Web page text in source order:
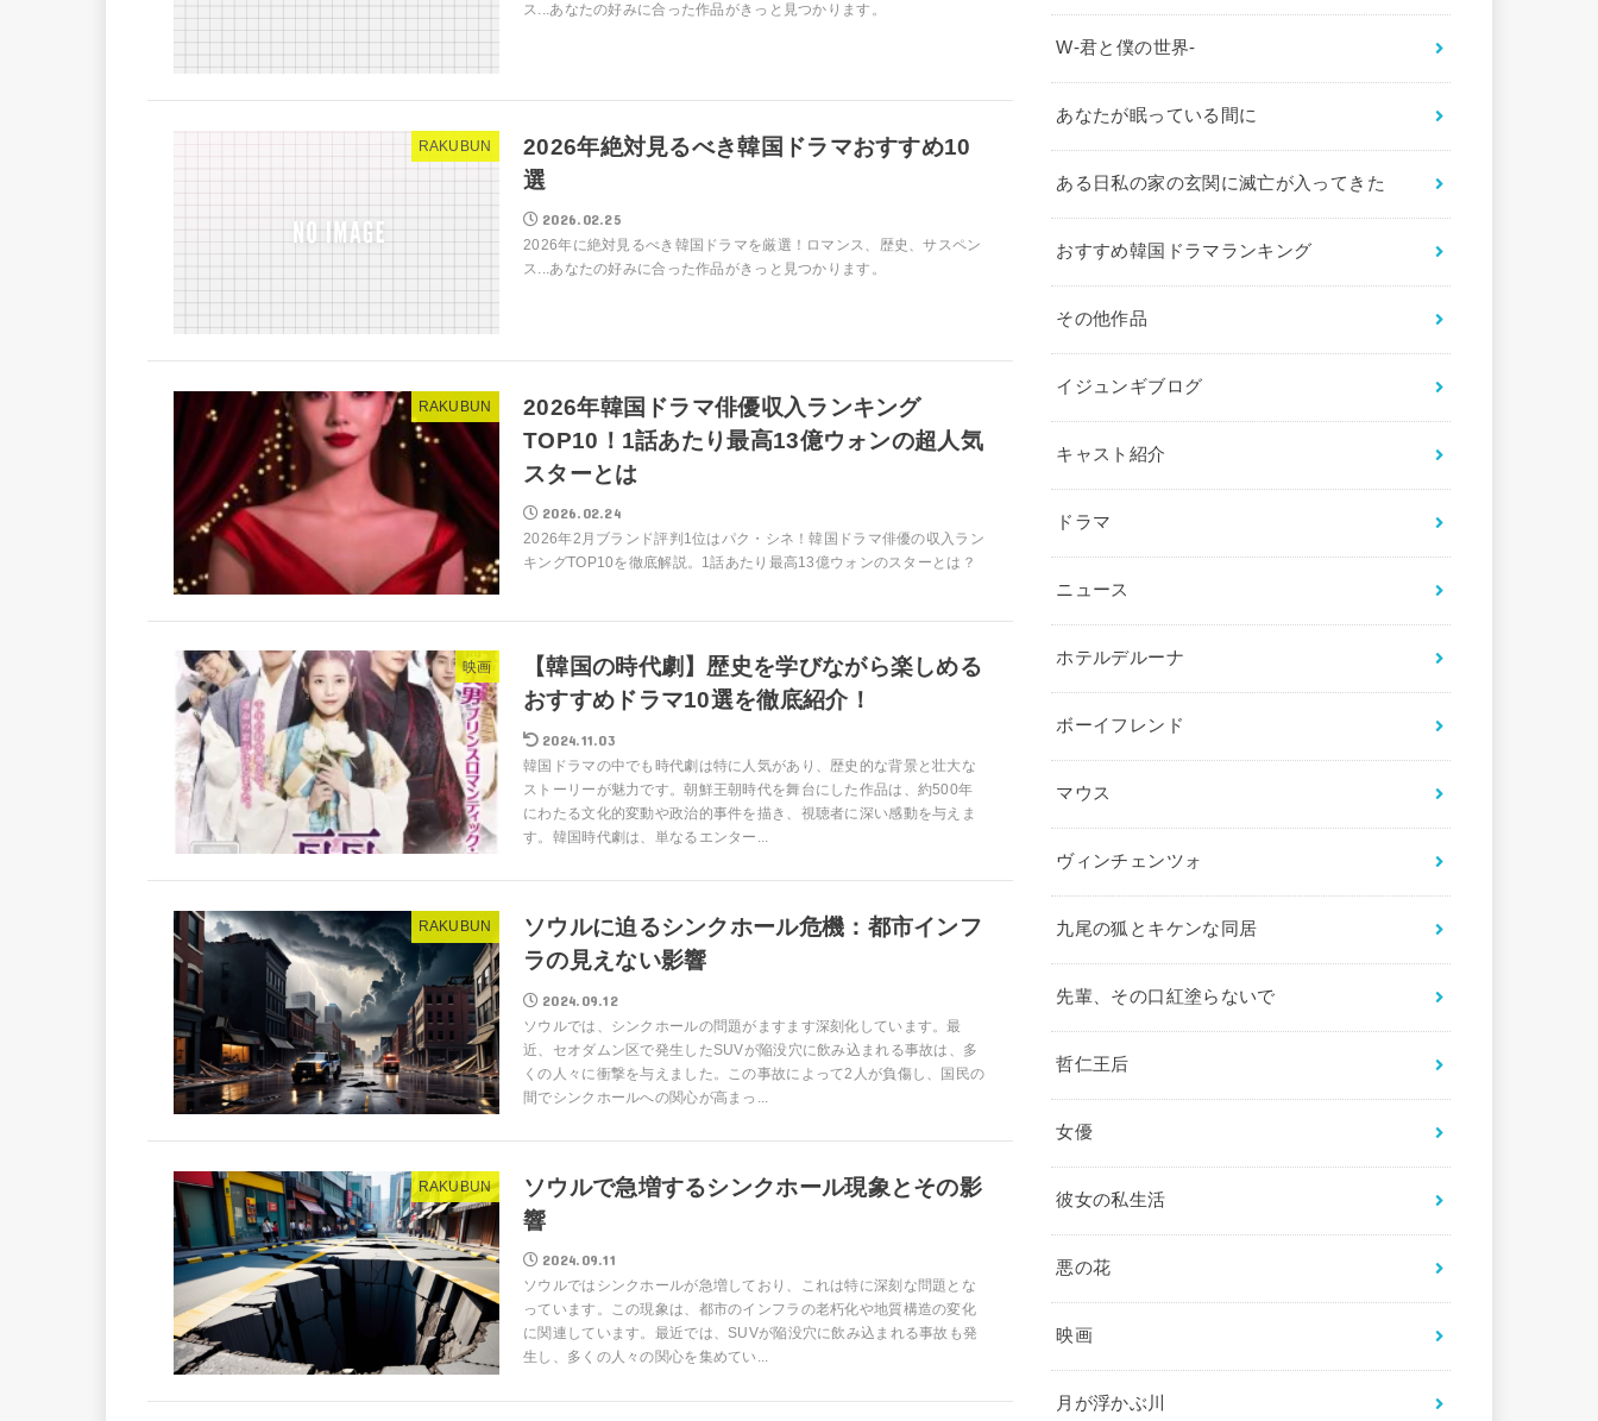
ス...あなたの好みに合った作品がきっと見つかります。
RAKUBUN
2026年絶対見るべき韓国ドラマおすすめ10
選
2026.02.25
2026年に絶対見るべき韓国ドラマを厳選！ロマンス、歴史、サスペン
ス...あなたの好みに合った作品がきっと見つかります。
RAKUBUN
2026年韓国ドラマ俳優収入ランキング
TOP10！1話あたり最高13億ウォンの超人気
スターとは
2026.02.24
2026年2月ブランド評判1位はパク・シネ！韓国ドラマ俳優の収入ラン
キングTOP10を徹底解説。1話あたり最高13億ウォンのスターとは？
映画
【韓国の時代劇】歴史を学びながら楽しめる
おすすめドラマ10選を徹底紹介！
2024.11.03
韓国ドラマの中でも時代劇は特に人気があり、歴史的な背景と壮大な
ストーリーが魅力です。朝鮮王朝時代を舞台にした作品は、約500年
にわたる文化的変動や政治的事件を描き、視聴者に深い感動を与えま
す。韓国時代劇は、単なるエンター...
RAKUBUN
ソウルに迫るシンクホール危機：都市インフ
ラの見えない影響
2024.09.12
ソウルでは、シンクホールの問題がますます深刻化しています。最
近、セオダムン区で発生したSUVが陥没穴に飲み込まれる事故は、多
くの人々に衝撃を与えました。この事故によって2人が負傷し、国民の
間でシンクホールへの関心が高まっ...
RAKUBUN
ソウルで急増するシンクホール現象とその影
響
2024.09.11
ソウルではシンクホールが急増しており、これは特に深刻な問題とな
っています。この現象は、都市のインフラの老朽化や地質構造の変化
に関連しています。最近では、SUVが陥没穴に飲み込まれる事故も発
生し、多くの人々の関心を集めてい...
W-君と僕の世界-
あなたが眠っている間に
ある日私の家の玄関に滅亡が入ってきた
おすすめ韓国ドラマランキング
その他作品
イジュンギブログ
キャスト紹介
ドラマ
ニュース
ホテルデルーナ
ボーイフレンド
マウス
ヴィンチェンツォ
九尾の狐とキケンな同居
先輩、その口紅塗らないで
哲仁王后
女優
彼女の私生活
悪の花
映画
月が浮かぶ川